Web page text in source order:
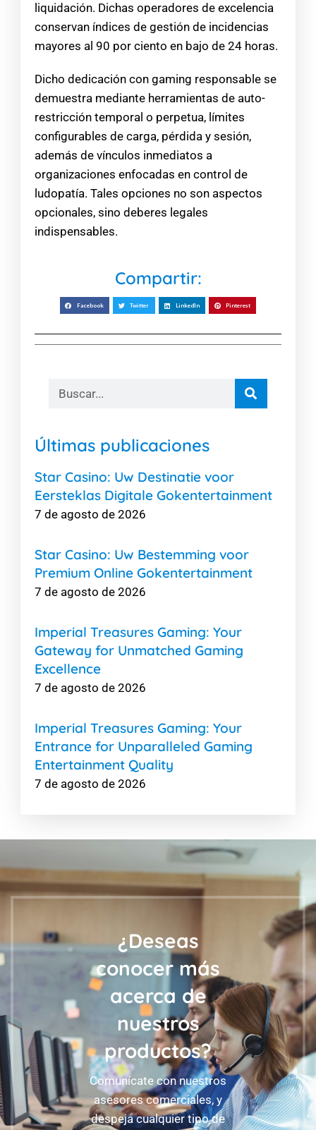
liquidación. Dichas operadores de excelencia
conservan índices de gestión de incidencias
mayores al 90 por ciento en bajo de 24 horas.
Dicho dedicación con gaming responsable se
demuestra mediante herramientas de auto-
restricción temporal o perpetua, límites
configurables de carga, pérdida y sesión,
además de vínculos inmediatos a
organizaciones enfocadas en control de
ludopatía. Tales opciones no son aspectos
opcionales, sino deberes legales
indispensables.
Compartir:
Facebook Twitter LinkedIn Pinterest
Últimas publicaciones
Star Casino: Uw Destinatie voor
Eersteklas Digitale Gokentertainment
7 de agosto de 2026
Star Casino: Uw Bestemming voor
Premium Online Gokentertainment
7 de agosto de 2026
Imperial Treasures Gaming: Your
Gateway for Unmatched Gaming
Excellence
7 de agosto de 2026
Imperial Treasures Gaming: Your
Entrance for Unparalleled Gaming
Entertainment Quality
7 de agosto de 2026
¿Deseas
conocer más
acerca de
nuestros
productos?
Comunícate con nuestros
asesores comerciales, y
despeja cualquier tipo de